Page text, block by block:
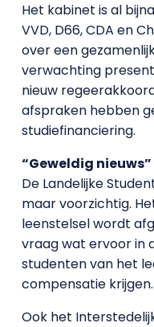
Het kabinet is al
VVD, D66, CDA en
over een
verwachting
nieuw
afspraken hebben
studiefinanciering.
“Geweldig nieuws”
De Landelijke
maar voorzichtig.
leenstelsel wordt
vraag wat ervoor in
studenten van het
compensatie krijgen.
Ook het